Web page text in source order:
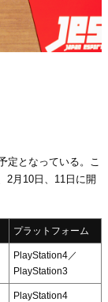
定となっている。こ
2月10日、11日に開
プラットフォーム
PlayStation4／
PlayStation3
PlayStation4